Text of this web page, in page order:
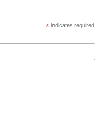
* indicates required